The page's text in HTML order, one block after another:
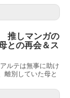
推しマンガの
との再会＆ス
ルテは無事に助け
離別していた母と